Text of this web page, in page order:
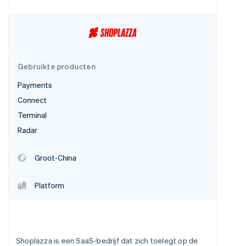
Gebruikte producten
Payments
Connect
Terminal
Radar
Groot-China
Platform
Shoplazza is een SaaS-bedrijf dat zich toelegt op de